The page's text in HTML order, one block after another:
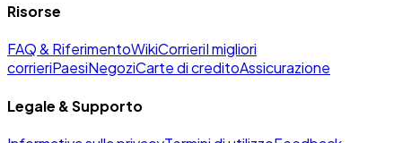
Risorse
FAQ & RiferimentoWikiCorrieriI migliori
corrieriPaesiNegoziCarte di creditoAssicurazione
Legale & Supporto